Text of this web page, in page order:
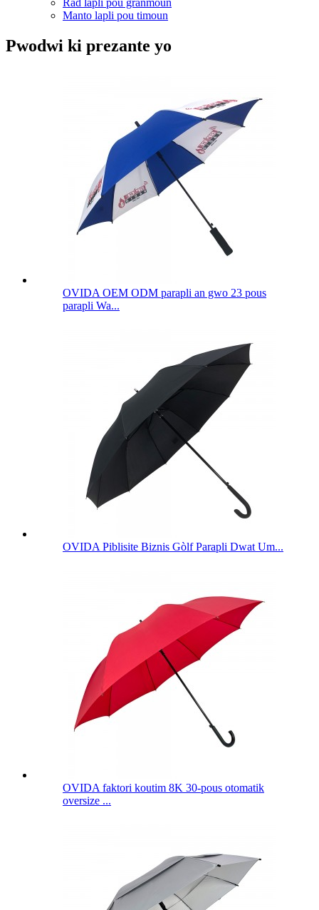
Rad lapli pou granmoun
Manto lapli pou timoun
Pwodwi ki prezante yo
OVIDA OEM ODM parapli an gwo 23 pous
parapli Wa...
OVIDA Piblisite Biznis Gòlf Parapli Dwat Um...
OVIDA faktori koutim 8K 30-pous otomatik
oversize ...